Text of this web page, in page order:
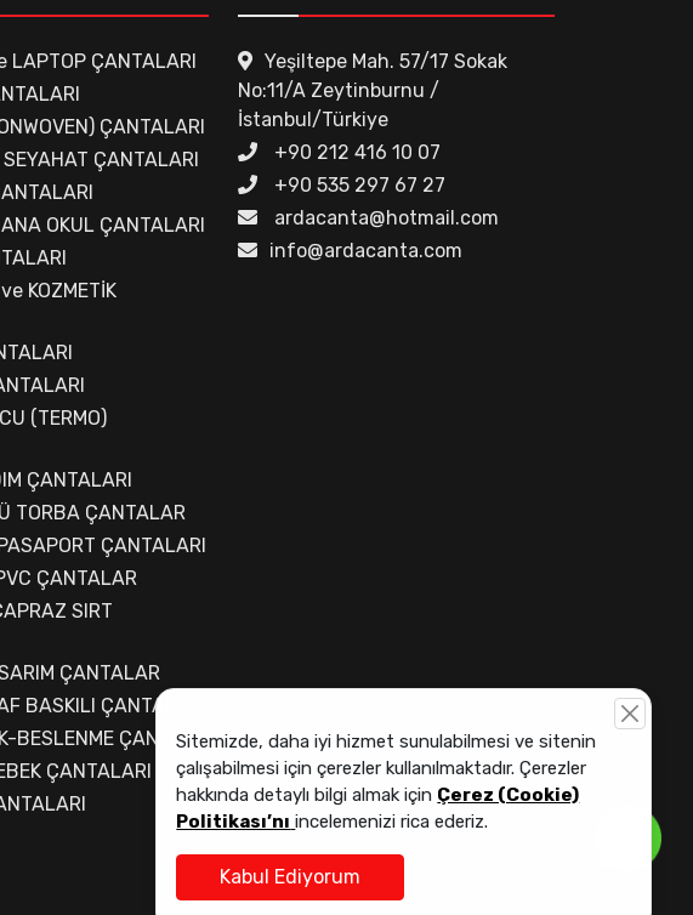
LAPTOP ÇANTALARI
ÇANTALARI
SEYAHAT ÇANTALARI
OKUL ÇANTALARI
KOZMETİK
(TERMO)
ÇANTALARI
TORBA ÇANTALAR
ÇANTALARI
ÇANTALAR
SIRT
ÇANTALAR
BASKILI ÇANTALAR
BESLENME ÇANTASI
ÇANTALARI
Yeşiltepe Mah. 57/17 Sokak
No:11/A Zeytinburnu /
İstanbul/Türkiye
+90 212 416 10 07
+90 535 297 67 27
ardacanta@hotmail.com
info@ardacanta.com
Sitemizde, daha iyi hizmet sunulabilmesi ve sitenin
çalışabilmesi için çerezler kullanılmaktadır. Çerezler
hakkında detaylı bilgi almak için Çerez (Cookie)
Politikası’nı incelemenizi rica ederiz.
Kabul Ediyorum